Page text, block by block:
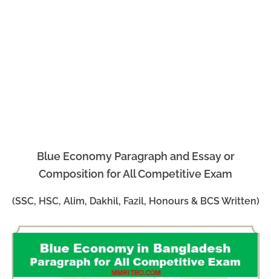
Blue Economy Paragraph and Essay or
Composition for All Competitive Exam
(SSC, HSC, Alim, Dakhil, Fazil, Honours & BCS Written)